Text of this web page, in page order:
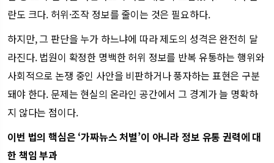
란도 크다. 허위·조작 정보를 줄이는 것은 필요하다.
하지만, 그 판단을 누가 하느냐에 따라 제도의 성격은 완전히 달
라진다. 법원이 확정한 명백한 허위 정보를 반복 유통하는 행위와
사회적으로 논쟁 중인 사안을 비판하거나 풍자하는 표현은 구분
돼야 한다. 문제는 현실의 온라인 공간에서 그 경계가 늘 명확하
지 않다는 점이다.
이번 법의 핵심은 ‘가짜뉴스 처벌’이 아니라 정보 유통 권력에 대
한 책임 부과